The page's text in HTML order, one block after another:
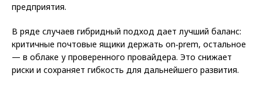
предприятия.
В ряде случаев гибридный подход дает лучший баланс:
критичные почтовые ящики держать on‑prem, остальное
— в облаке у проверенного провайдера. Это снижает
риски и сохраняет гибкость для дальнейшего развития.